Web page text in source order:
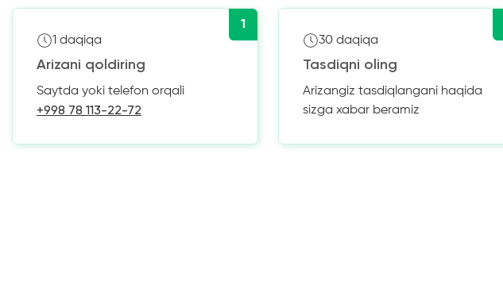
1
1 daqiqa
Arizani qoldiring
Saytda yoki telefon orqali
+998 78 113-22-72
30 daqiqa
Tasdiqni oling
Arizangiz tasdiqlangani haqida
sizga xabar beramiz